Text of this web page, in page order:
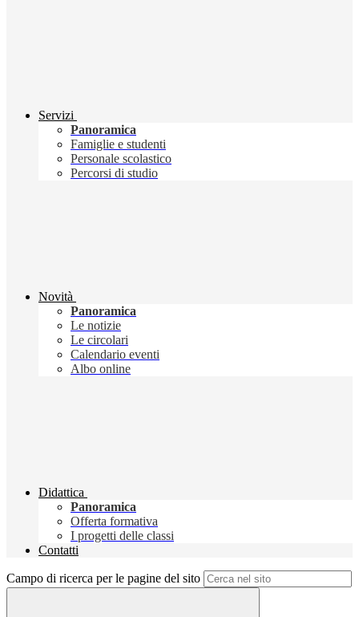
Servizi
Panoramica
Famiglie e studenti
Personale scolastico
Percorsi di studio
Novità
Panoramica
Le notizie
Le circolari
Calendario eventi
Albo online
Didattica
Panoramica
Offerta formativa
I progetti delle classi
Contatti
Campo di ricerca per le pagine del sito